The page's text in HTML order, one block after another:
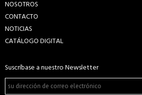
NOSOTROS
CONTACTO
NOTICIAS
CATÁLOGO DIGITAL
Suscríbase a nuestro Newsletter